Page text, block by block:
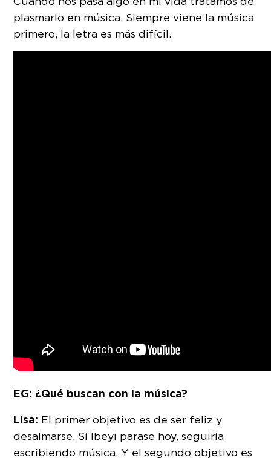
plasmarlo en música. Siempre viene la música
primero, la letra es más difícil.
EG: ¿Qué buscan con la música?
Lisa: El primer objetivo es de ser feliz y
desalmarse. Sí Ibeyi parase hoy, seguiría
escribiendo música. Y el segundo objetivo es